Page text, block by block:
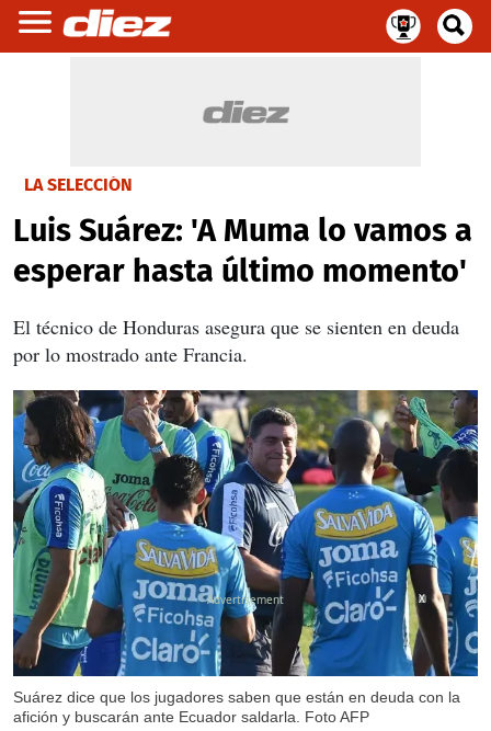
LA SELECCIÓN
Luis Suárez: 'A Muma lo vamos a
esperar hasta último momento'
El técnico de Honduras asegura que se sienten en deuda
por lo mostrado ante Francia.
Suárez dice que los jugadores saben que están en deuda con la
afición y buscarán ante Ecuador saldarla. Foto AFP
X